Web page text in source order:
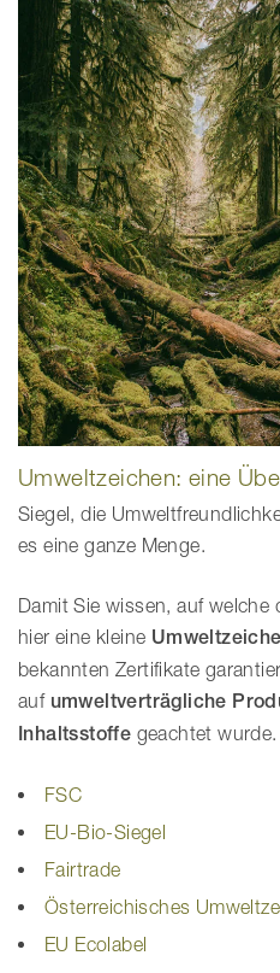
Umweltzeichen: eine
Siegel, die
es eine ganze Menge.
Damit Sie wissen, auf welche
hier eine kleine
bekannten Zertifikate
auf umweltverträgliche
Inhaltsstoffe geachtet wurde.
FSC
EU-Bio-Siegel
Fairtrade
Österreichisches
EU Ecolabel